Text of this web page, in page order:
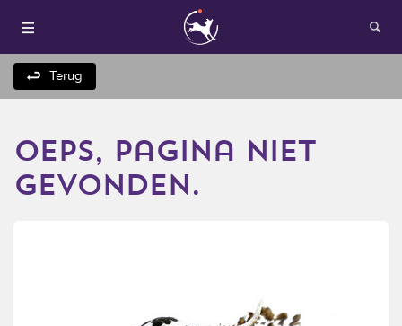
Terug
oeps, pagina niet
gevonden.